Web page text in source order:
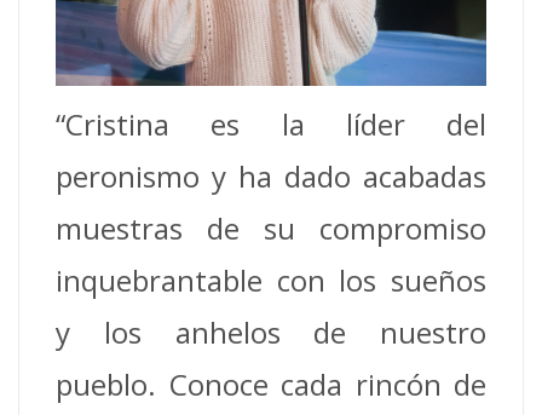
“Cristina es la líder del
peronismo y ha dado acabadas
muestras de su compromiso
inquebrantable con los sueños
y los anhelos de nuestro
pueblo. Conoce cada rincón de